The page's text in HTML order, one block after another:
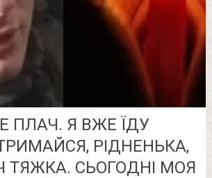
ПЛАЧ. Я ВЖЕ ЇДУ
РІДНЕНЬКА,
ТЯЖКА. СЬОГОДНІ МОЯ